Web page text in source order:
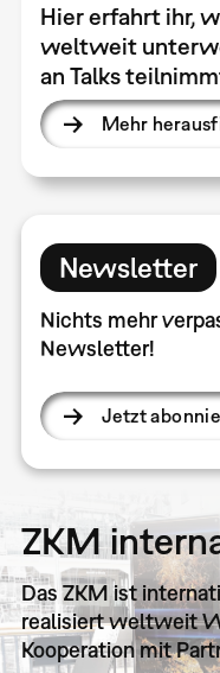
Hier erfahrt ihr,
weltweit
an Talks
Mehr
Newsletter
Nichts mehr
Newsletter!
Jetzt
ZKM
Das ZKM ist
realisiert weltweit
Kooperation mit